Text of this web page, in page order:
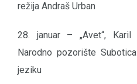
režija Andraš Urban
28. januar – „Avet“,
Narodno pozorište
jeziku